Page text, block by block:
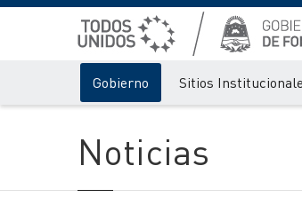
Gobierno Sitios
Noticias